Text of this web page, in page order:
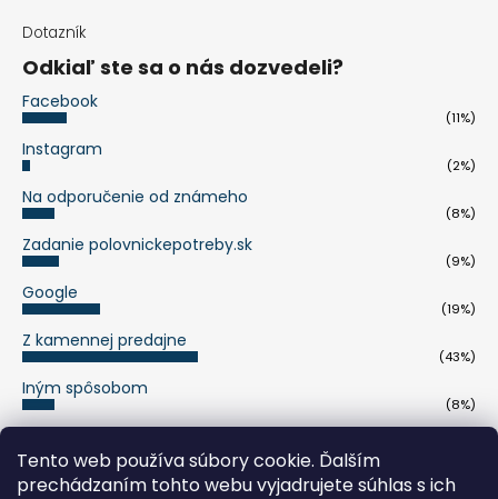
Tento web používa súbory cookie. Ďalším
prechádzaním tohto webu vyjadrujete súhlas s ich
Dotazník
Odkiaľ ste sa o nás dozvedeli?
Facebook
(11%)
Instagram
(2%)
Na odporučenie od známeho
(8%)
Zadanie polovnickepotreby.sk
(9%)
Google
(19%)
Z kamennej predajne
(43%)
Iným spôsobom
(8%)
Počet hlasov:263